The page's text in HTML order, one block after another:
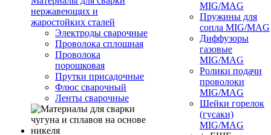
нержавеющих и
жаростойких сталей
Электроды сварочные
Проволока сплошная
Проволока
порошковая
Прутки присадочные
Флюс сварочный
Ленты сварочные
MIG/MAG
Пружины для
сопла MIG/MAG
Диффузоры
газовые
MIG/MAG
Ролики подачи
проволоки
MIG/MAG
Шейки горелок
(гусаки)
MIG/MAG